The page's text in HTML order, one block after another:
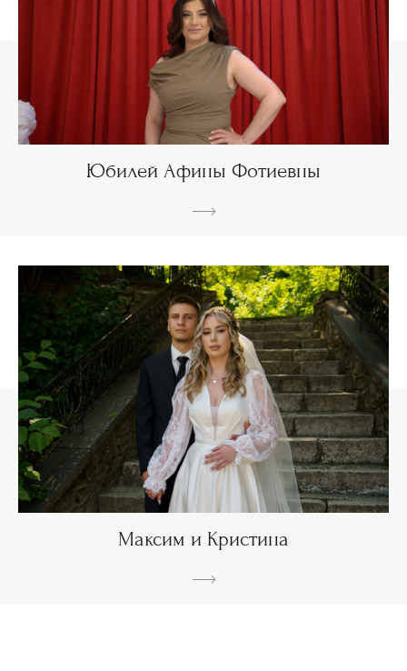
Юбилей Афины Фотиевны
Максим и Кристина